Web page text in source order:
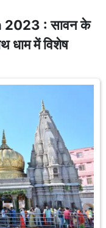
: सावन के
धाम में विशेष